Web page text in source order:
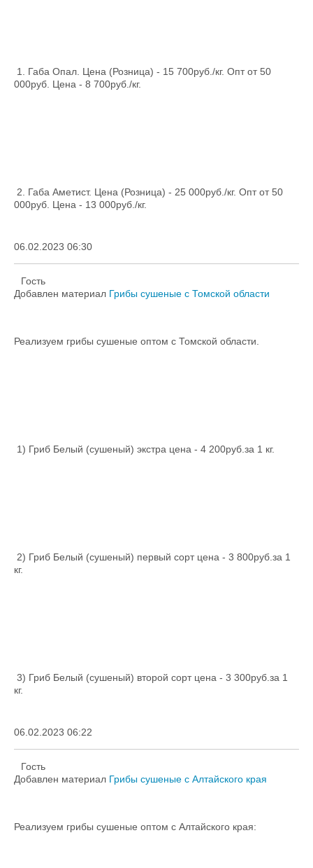
1. Габа Опал. Цена (Розница) - 15 700руб./кг. Опт от 50
000руб. Цена - 8 700руб./кг.
2. Габа Аметист. Цена (Розница) - 25 000руб./кг. Опт от 50
000руб. Цена - 13 000руб./кг.
06.02.2023 06:30
Гость
Добавлен материал Грибы сушеные с Томской области
Реализуем грибы сушеные оптом с Томской области.
1) Гриб Белый (сушеный) экстра цена - 4 200руб.за 1 кг.
2) Гриб Белый (сушеный) первый сорт цена - 3 800руб.за 1
кг.
3) Гриб Белый (сушеный) второй сорт цена - 3 300руб.за 1
кг.
06.02.2023 06:22
Гость
Добавлен материал Грибы сушеные с Алтайского края
Реализуем грибы сушеные оптом с Алтайского края: